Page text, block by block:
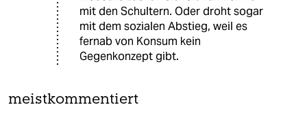
mit den Schultern. Oder droht sogar
mit dem sozialen Abstieg, weil es
fernab von Konsum kein
Gegenkonzept gibt.
meistkommentiert